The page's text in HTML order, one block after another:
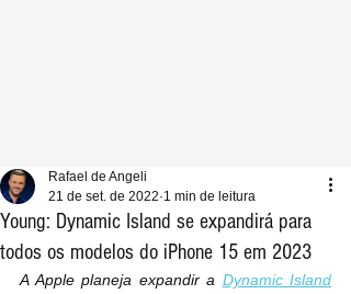
Young: Dynamic Island se expandirá para
todos os modelos do iPhone 15 em 2023
Rafael de Angeli
21 de set. de 2022 1 min de leitura
A Apple planeja expandir a Dynamic Island